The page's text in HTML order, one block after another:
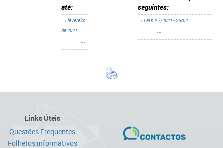
até:
→ fevereiro
de 2021
•••
seguintes:
→ Lei n.º 7/2021 - 26/02​​
•••
Links Úteis
Questões Frequentes
Folhetos informativos